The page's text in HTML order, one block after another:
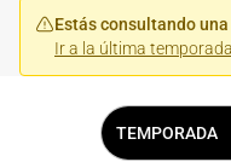
Estás consultando
Ir a la última temporada
TEMPORADA